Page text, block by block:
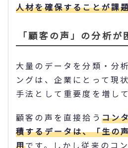
人材を確保することが課
「顧客の声」の分析が
大量のデータを分類・分
ングは、企業にとって現
手法として重要度を増して
顧客の声を直接拾う コン
積するデータは、「生の
用です。しかし従来のコ